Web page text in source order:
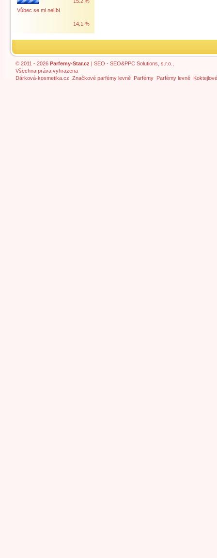
Vůbec se mi nelíbí
14.1 %
© 2011 - 2026 Parfemy-Star.cz | SEO - SEO&PPC Solutions, s.r.o.,
Všechna práva vyhrazena
Dárková-kosmetika.cz Značkové parfémy levně Parfémy Parfémy levně